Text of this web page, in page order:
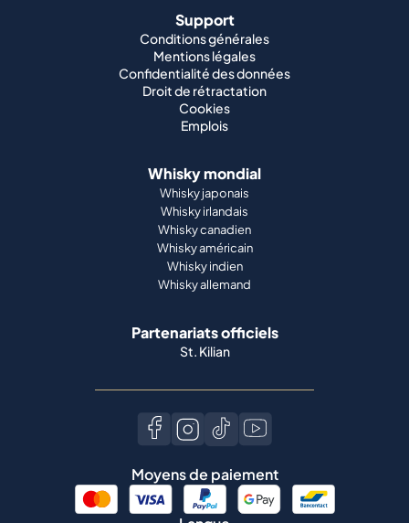
Support
Conditions générales
Mentions légales
Confidentialité des données
Droit de rétractation
Cookies
Emplois
Whisky mondial
Whisky japonais
Whisky irlandais
Whisky canadien
Whisky américain
Whisky indien
Whisky allemand
Partenariats officiels
St. Kilian
Moyens de paiement